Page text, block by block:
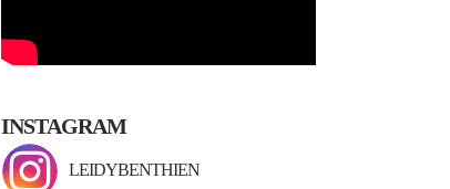
INSTAGRAM
LEIDYBENTHIEN